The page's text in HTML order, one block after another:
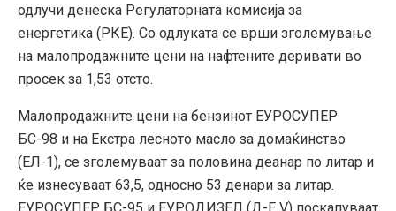
одлучи денеска Регулаторната комисија за
енергетика (РКЕ). Со одлуката се врши зголемување
на малопродажните цени на нафтените деривати во
просек за 1,53 отсто.
Малопродажните цени на бензинот ЕУРОСУПЕР
БС-98 и на Екстра лесното масло за домаќинство
(ЕЛ-1), се зголемуваат за половина деанар по литар и
ќе изнесуваат 63,5, односно 53 денари за литар.